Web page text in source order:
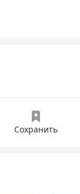
Сохранить